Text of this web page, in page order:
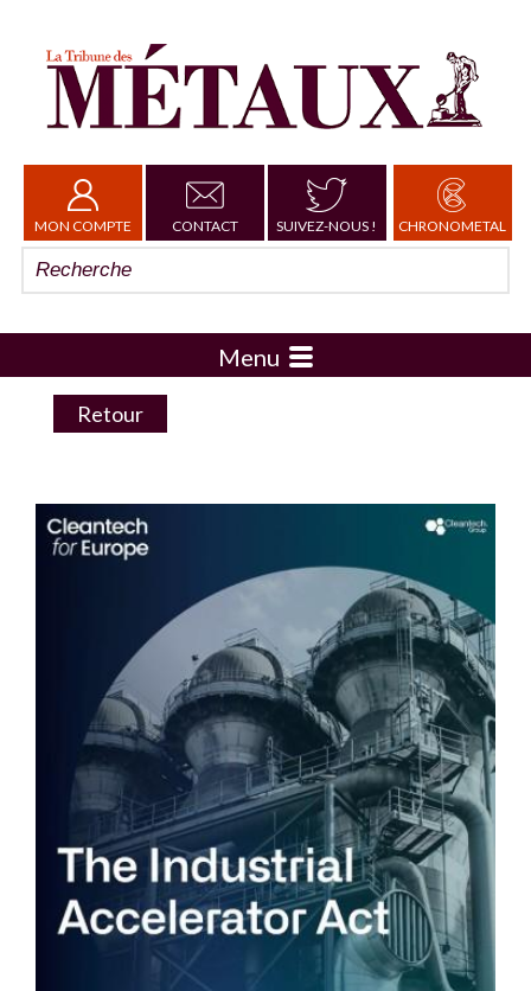
MON COMPTE CONTACT SUIVEZ-NOUS ! CHRONOMETAL
Menu
Retour